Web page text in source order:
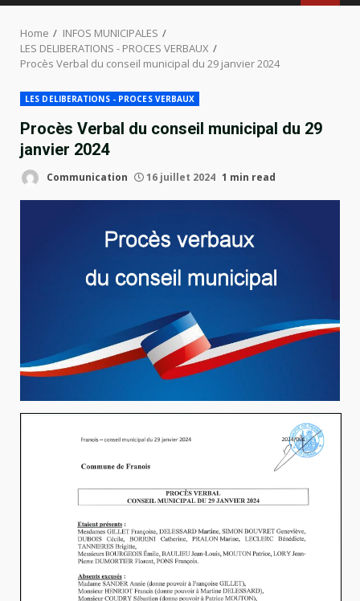
Home
INFOS MUNICIPALES
LES DELIBERATIONS - PROCES VERBAUX
Procès Verbal du conseil municipal du 29 janvier 2024
LES DELIBERATIONS - PROCES VERBAUX
Procès Verbal du conseil municipal du 29
janvier 2024
Communication 16 juillet 2024 1 min read